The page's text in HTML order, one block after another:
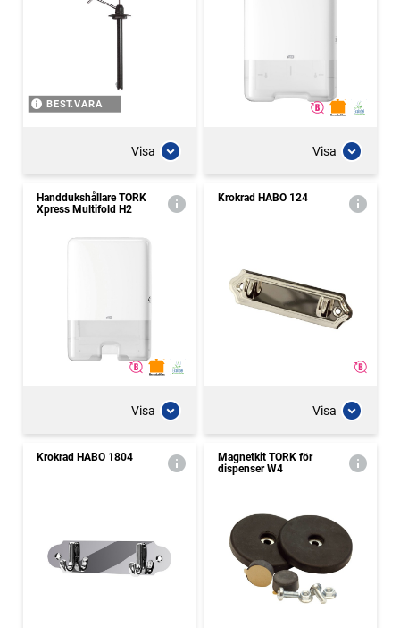
BEST.VARA
Visa Visa
Handdukshållare TORK
Xpress Multifold H2
Visa
Krokrad HABO 124
Visa
Krokrad HABO 1804
Magnetkit TORK för
dispenser W4